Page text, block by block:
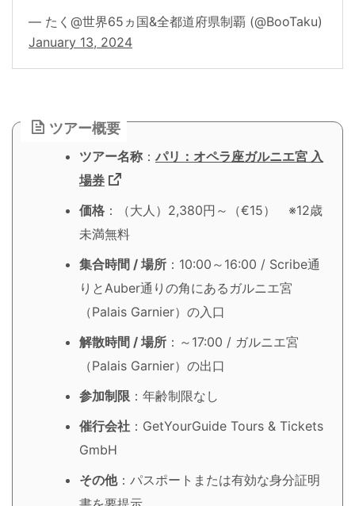
— たく@世界65ヵ国&全都道府県制覇 (@BooTaku)
January 13, 2024
ツアー概要
ツアー名称 ： パリ：オペラ座ガルニエ宮 入
場券
価格 ：（大人）2,380円～（€15） ※12歳
未満無料
集合時間 / 場所 ：10:00～16:00 / Scribe通
りとAuber通りの角にあるガルニエ宮
（Palais Garnier）の入口
解散時間 / 場所 ：～17:00 / ガルニエ宮
（Palais Garnier）の出口
参加制限 ：年齢制限なし
催行会社 ：GetYourGuide Tours & Tickets
GmbH
その他：パスポートまたは有効な身分証明